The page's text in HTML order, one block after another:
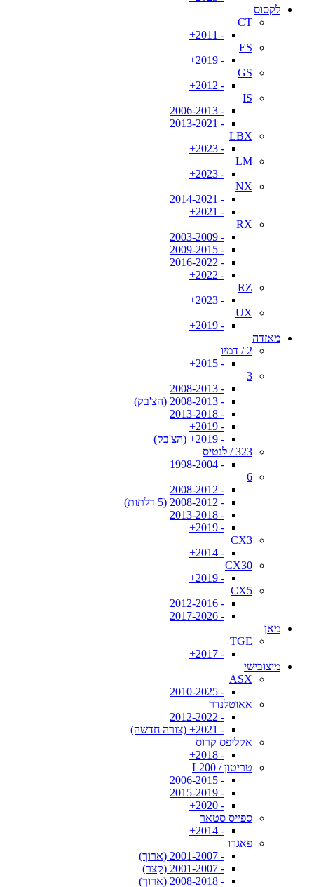
לקסוס
CT
- 2011+
ES
- 2019+
GS
- 2012+
IS
- 2006-2013
- 2013-2021
LBX
- 2023+
LM
- 2023+
NX
- 2014-2021
- 2021+
RX
- 2003-2009
- 2009-2015
- 2016-2022
- 2022+
RZ
- 2023+
UX
- 2019+
מאזדה
2 / דמיו
- 2015+
3
- 2008-2013
- 2008-2013 (הצ'בק)
- 2013-2018
- 2019+
- 2019+ (הצ'בק)
323 / לנטיס
- 1998-2004
6
- 2008-2012
- 2008-2012 (5 דלתות)
- 2013-2018
- 2019+
CX3
- 2014+
CX30
- 2019+
CX5
- 2012-2016
- 2017-2026
מאן
TGE
- 2017+
מיצובישי
ASX
- 2010-2025
אאוטלנדר
- 2012-2022
- 2021+ (צורה חדשה)
אקליפס קרוס
- 2018+
טריטון / L200
- 2006-2015
- 2015-2019
- 2020+
ספייס סטאר
- 2014+
פאגרו
- 2001-2007 (ארוך)
- 2001-2007 (קצר)
- 2008-2018 (ארוך)